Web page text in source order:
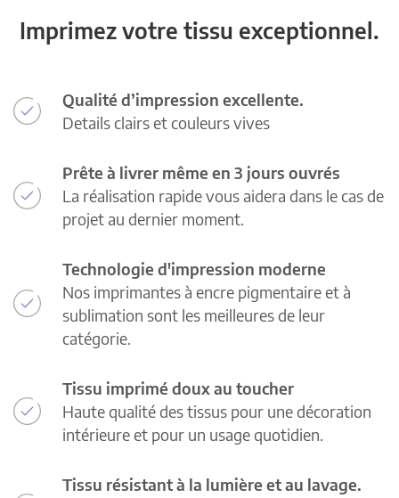
Imprimez votre tissu exceptionnel.
Qualité d’impression excellente.
Details clairs et couleurs vives
Prête à livrer même en 3 jours ouvrés
La réalisation rapide vous aidera dans le cas de
projet au dernier moment.
Technologie d'impression moderne
Nos imprimantes à encre pigmentaire et à
sublimation sont les meilleures de leur
catégorie.
Tissu imprimé doux au toucher
Haute qualité des tissus pour une décoration
intérieure et pour un usage quotidien.
Tissu résistant à la lumière et au lavage.